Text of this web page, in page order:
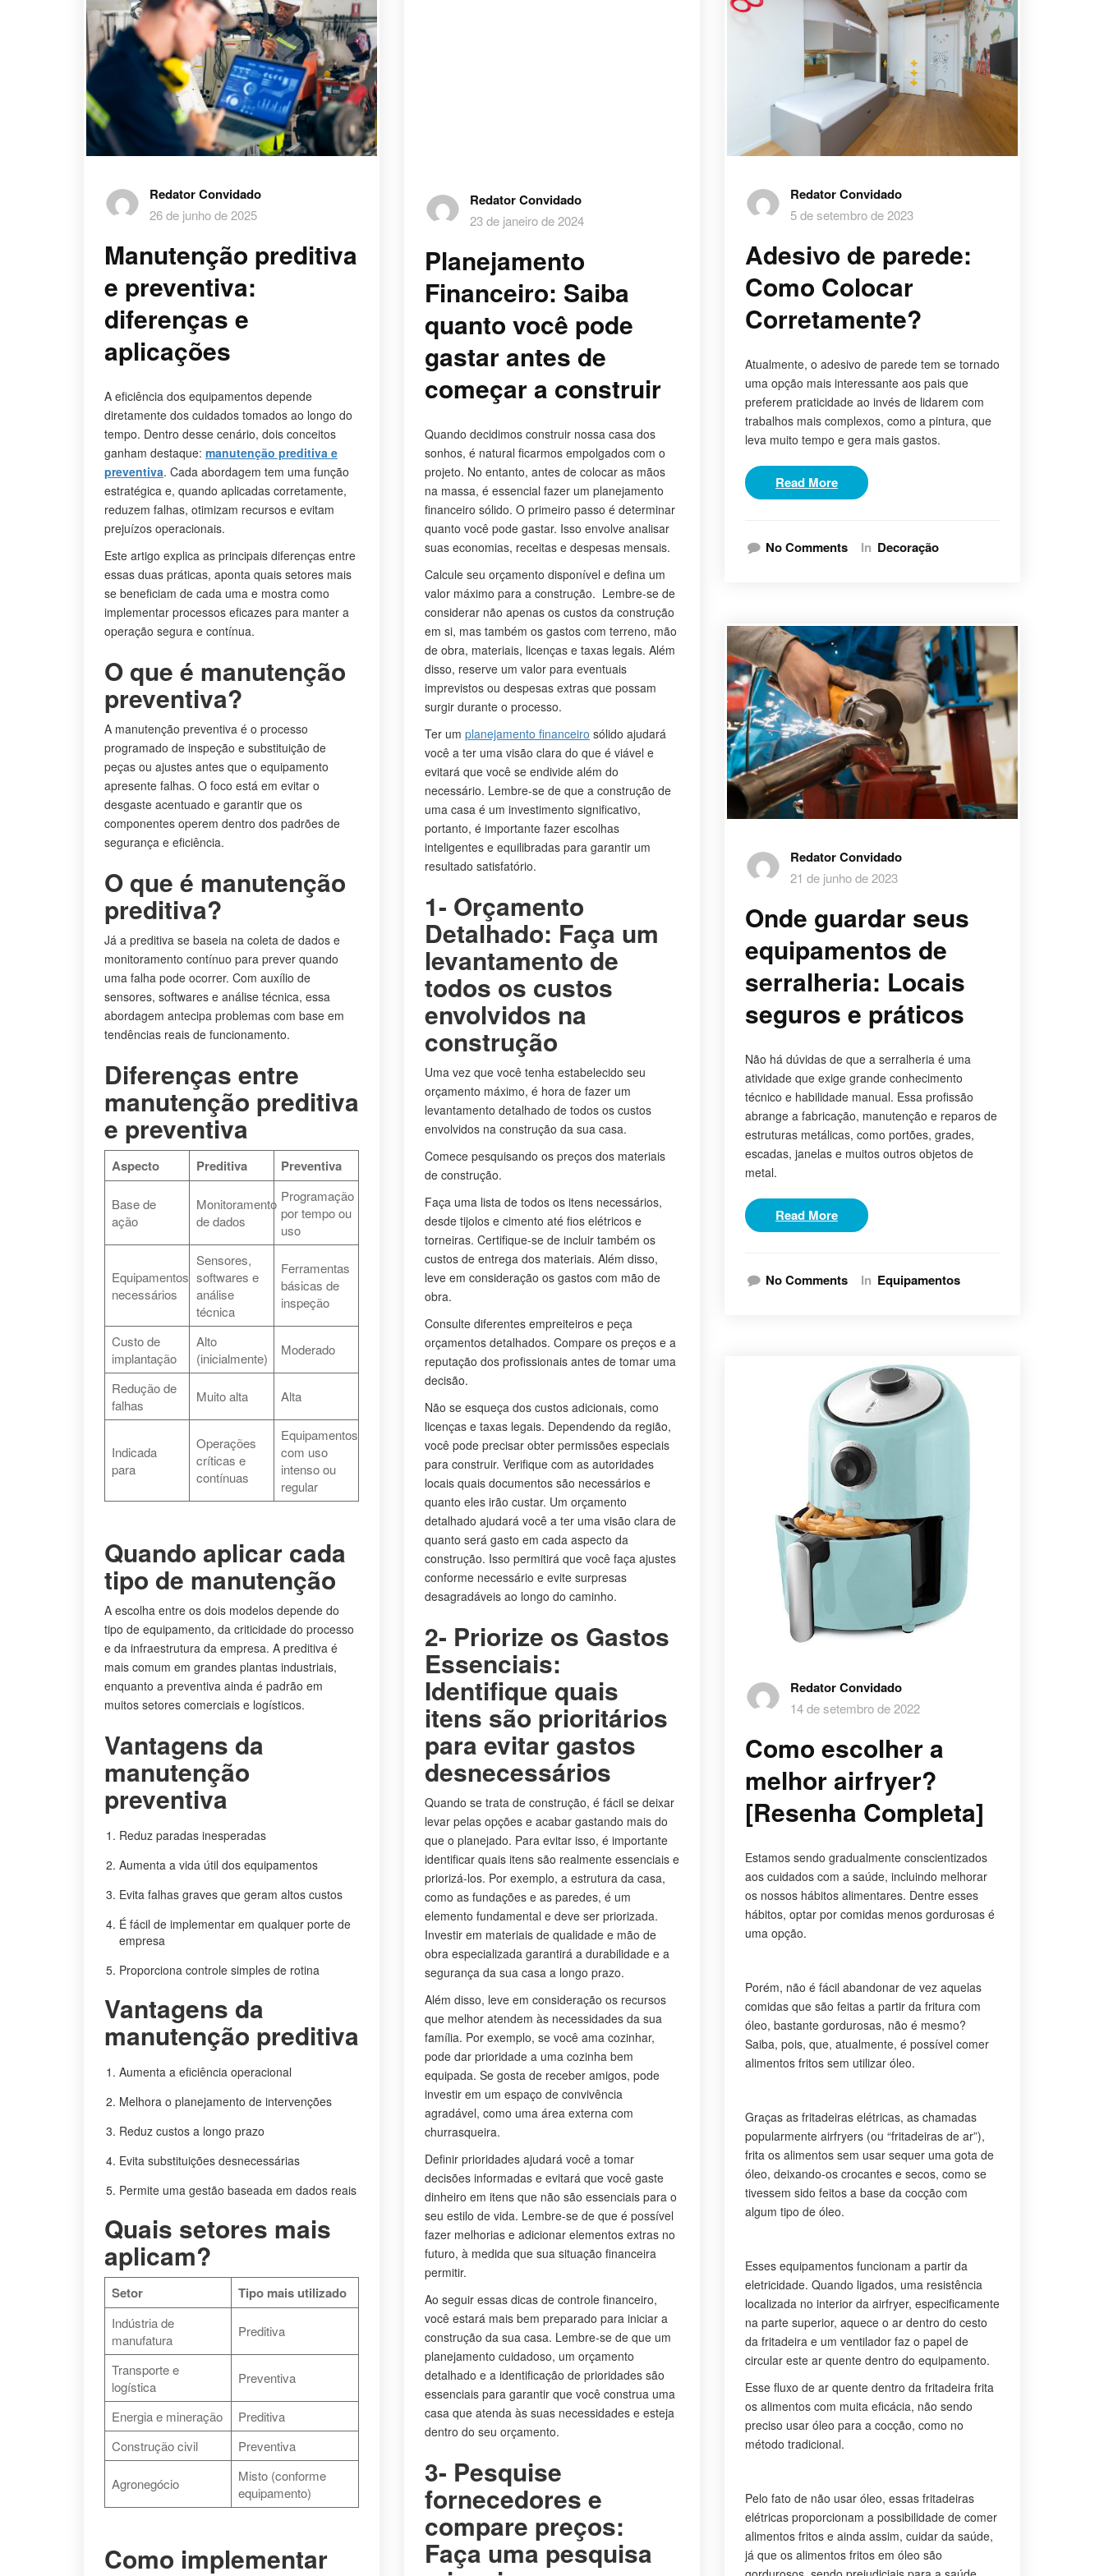
Redator Convidado
26 de junho de 2025
Manutenção preditiva
e preventiva:
diferenças e
aplicações
A eficiência dos equipamentos depende
diretamente dos cuidados tomados ao longo do
tempo. Dentro desse cenário, dois conceitos
ganham destaque: manutenção preditiva e
preventiva. Cada abordagem tem uma função
estratégica e, quando aplicadas corretamente,
reduzem falhas, otimizam recursos e evitam
prejuízos operacionais.
Este artigo explica as principais diferenças entre
essas duas práticas, aponta quais setores mais
se beneficiam de cada uma e mostra como
implementar processos eficazes para manter a
operação segura e contínua.
O que é manutenção
preventiva?
A manutenção preventiva é o processo
programado de inspeção e substituição de
peças ou ajustes antes que o equipamento
apresente falhas. O foco está em evitar o
desgaste acentuado e garantir que os
componentes operem dentro dos padrões de
segurança e eficiência.
O que é manutenção
preditiva?
Já a preditiva se baseia na coleta de dados e
monitoramento contínuo para prever quando
uma falha pode ocorrer. Com auxílio de
sensores, softwares e análise técnica, essa
abordagem antecipa problemas com base em
tendências reais de funcionamento.
Diferenças entre
manutenção preditiva
e preventiva
Aspecto Preditiva Preventiva
Base de
ação
Monitoramento
de dados
Programação
por tempo ou
uso
Equipamentos
necessários
Sensores,
softwares e
análise
técnica
Ferramentas
básicas de
inspeção
Custo de
implantação
Alto
(inicialmente)
Moderado
Redução de
falhas
Muito alta Alta
Indicada
para
Operações
críticas e
contínuas
Equipamentos
com uso
intenso ou
regular
Quando aplicar cada
tipo de manutenção
A escolha entre os dois modelos depende do
tipo de equipamento, da criticidade do processo
e da infraestrutura da empresa. A preditiva é
mais comum em grandes plantas industriais,
enquanto a preventiva ainda é padrão em
muitos setores comerciais e logísticos.
Vantagens da
manutenção
preventiva
Reduz paradas inesperadas
Aumenta a vida útil dos equipamentos
Evita falhas graves que geram altos custos
É fácil de implementar em qualquer porte de
empresa
Proporciona controle simples de rotina
Vantagens da
manutenção preditiva
Aumenta a eficiência operacional
Melhora o planejamento de intervenções
Reduz custos a longo prazo
Evita substituições desnecessárias
Permite uma gestão baseada em dados reais
Quais setores mais
aplicam?
Setor Tipo mais utilizado
Indústria de
manufatura
Preditiva
Transporte e
logística
Preventiva
Energia e mineração
Preditiva
Construção civil
Preventiva
Agronegócio
Misto (conforme
equipamento)
Como implementar
Redator Convidado
23 de janeiro de 2024
Planejamento
Financeiro: Saiba
quanto você pode
gastar antes de
começar a construir
Quando decidimos construir nossa casa dos
sonhos, é natural ficarmos empolgados com o
projeto. No entanto, antes de colocar as mãos
na massa, é essencial fazer um planejamento
financeiro sólido. O primeiro passo é determinar
quanto você pode gastar. Isso envolve analisar
suas economias, receitas e despesas mensais.
Calcule seu orçamento disponível e defina um
valor máximo para a construção. Lembre-se de
considerar não apenas os custos da construção
em si, mas também os gastos com terreno, mão
de obra, materiais, licenças e taxas legais. Além
disso, reserve um valor para eventuais
imprevistos ou despesas extras que possam
surgir durante o processo.
Ter um planejamento financeiro sólido ajudará
você a ter uma visão clara do que é viável e
evitará que você se endivide além do
necessário. Lembre-se de que a construção de
uma casa é um investimento significativo,
portanto, é importante fazer escolhas
inteligentes e equilibradas para garantir um
resultado satisfatório.
1- Orçamento
Detalhado: Faça um
levantamento de
todos os custos
envolvidos na
construção
Uma vez que você tenha estabelecido seu
orçamento máximo, é hora de fazer um
levantamento detalhado de todos os custos
envolvidos na construção da sua casa.
Comece pesquisando os preços dos materiais
de construção.
Faça uma lista de todos os itens necessários,
desde tijolos e cimento até fios elétricos e
torneiras. Certifique-se de incluir também os
custos de entrega dos materiais. Além disso,
leve em consideração os gastos com mão de
obra.
Consulte diferentes empreiteiros e peça
orçamentos detalhados. Compare os preços e a
reputação dos profissionais antes de tomar uma
decisão.
Não se esqueça dos custos adicionais, como
licenças e taxas legais. Dependendo da região,
você pode precisar obter permissões especiais
para construir. Verifique com as autoridades
locais quais documentos são necessários e
quanto eles irão custar. Um orçamento
detalhado ajudará você a ter uma visão clara de
quanto será gasto em cada aspecto da
construção. Isso permitirá que você faça ajustes
conforme necessário e evite surpresas
desagradáveis ao longo do caminho.
2- Priorize os Gastos
Essenciais:
Identifique quais
itens são prioritários
para evitar gastos
desnecessários
Quando se trata de construção, é fácil se deixar
levar pelas opções e acabar gastando mais do
que o planejado. Para evitar isso, é importante
identificar quais itens são realmente essenciais e
priorizá-los. Por exemplo, a estrutura da casa,
como as fundações e as paredes, é um
elemento fundamental e deve ser priorizada.
Investir em materiais de qualidade e mão de
obra especializada garantirá a durabilidade e a
segurança da sua casa a longo prazo.
Além disso, leve em consideração os recursos
que melhor atendem às necessidades da sua
família. Por exemplo, se você ama cozinhar,
pode dar prioridade a uma cozinha bem
equipada. Se gosta de receber amigos, pode
investir em um espaço de convivência
agradável, como uma área externa com
churrasqueira.
Definir prioridades ajudará você a tomar
decisões informadas e evitará que você gaste
dinheiro em itens que não são essenciais para o
seu estilo de vida. Lembre-se de que é possível
fazer melhorias e adicionar elementos extras no
futuro, à medida que sua situação financeira
permitir.
Ao seguir essas dicas de controle financeiro,
você estará mais bem preparado para iniciar a
construção da sua casa. Lembre-se de que um
planejamento cuidadoso, um orçamento
detalhado e a identificação de prioridades são
essenciais para garantir que você construa uma
casa que atenda às suas necessidades e esteja
dentro do seu orçamento.
3- Pesquise
fornecedores e
compare preços:
Faça uma pesquisa
Redator Convidado
5 de setembro de 2023
Adesivo de parede:
Como Colocar
Corretamente?
Atualmente, o adesivo de parede tem se tornado
uma opção mais interessante aos pais que
preferem praticidade ao invés de lidarem com
trabalhos mais complexos, como a pintura, que
leva muito tempo e gera mais gastos.
Read More
No Comments In Decoração
Redator Convidado
21 de junho de 2023
Onde guardar seus
equipamentos de
serralheria: Locais
seguros e práticos
Não há dúvidas de que a serralheria é uma
atividade que exige grande conhecimento
técnico e habilidade manual. Essa profissão
abrange a fabricação, manutenção e reparos de
estruturas metálicas, como portões, grades,
escadas, janelas e muitos outros objetos de
metal.
Read More
No Comments In Equipamentos
Redator Convidado
14 de setembro de 2022
Como escolher a
melhor airfryer?
[Resenha Completa]
Estamos sendo gradualmente conscientizados
aos cuidados com a saúde, incluindo melhorar
os nossos hábitos alimentares. Dentre esses
hábitos, optar por comidas menos gordurosas é
uma opção.
Porém, não é fácil abandonar de vez aquelas
comidas que são feitas a partir da fritura com
óleo, bastante gordurosas, não é mesmo?
Saiba, pois, que, atualmente, é possível comer
alimentos fritos sem utilizar óleo.
Graças as fritadeiras elétricas, as chamadas
popularmente airfryers (ou “fritadeiras de ar”),
frita os alimentos sem usar sequer uma gota de
óleo, deixando-os crocantes e secos, como se
tivessem sido feitos a base da cocção com
algum tipo de óleo.
Esses equipamentos funcionam a partir da
eletricidade. Quando ligados, uma resistência
localizada no interior da airfryer, especificamente
na parte superior, aquece o ar dentro do cesto
da fritadeira e um ventilador faz o papel de
circular este ar quente dentro do equipamento.
Esse fluxo de ar quente dentro da fritadeira frita
os alimentos com muita eficácia, não sendo
preciso usar óleo para a cocção, como no
método tradicional.
Pelo fato de não usar óleo, essas fritadeiras
elétricas proporcionam a possibilidade de comer
alimentos fritos e ainda assim, cuidar da saúde,
já que os alimentos fritos em óleo são